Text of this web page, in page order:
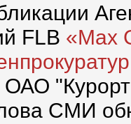
FLB «Max
ОАО
СМИ